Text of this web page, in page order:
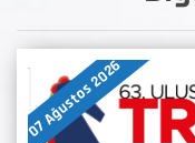
07 Ağustos 2026